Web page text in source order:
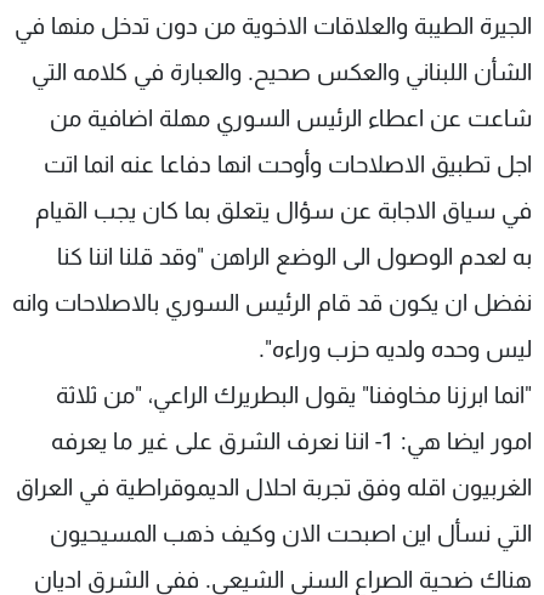
الجيرة الطيبة والعلاقات الاخوية من دون تدخل منها في
الشأن اللبناني والعكس صحيح. والعبارة في كلامه التي
شاعت عن اعطاء الرئيس السوري مهلة اضافية من
اجل تطبيق الاصلاحات وأوحت انها دفاعا عنه انما اتت
في سياق الاجابة عن سؤال يتعلق بما كان يجب القيام
به لعدم الوصول الى الوضع الراهن "وقد قلنا اننا كنا
نفضل ان يكون قد قام الرئيس السوري بالاصلاحات وانه
ليس وحده ولديه حزب وراءه".
"انما ابرزنا مخاوفنا" يقول البطريرك الراعي، "من ثلاثة
امور ايضا هي: 1- اننا نعرف الشرق على غير ما يعرفه
الغربيون اقله وفق تجربة احلال الديموقراطية في العراق
التي نسأل اين اصبحت الان وكيف ذهب المسيحيون
هناك ضحية الصراع السني الشيعي. ففي الشرق اديان